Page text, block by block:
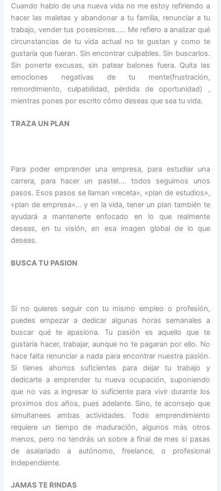
Cuando hablo de una nueva vida no me estoy refiriendo a
hacer las maletas y abandonar a tu familia, renunciar a tu
trabajo, vender tus posesiones….. Me refiero a analizar qué
circunstancias de tu vida actual no te gustan y como te
gustaría que fueran. Sin encontrar culpables. Sin buscarlos.
Sin ponerte excusas, sin patear balones fuera. Quita las
emociones negativas de tu mente(frustración,
remordimiento, culpabilidad, pérdida de oportunidad) ,
mientras pones por escrito cómo deseas que sea tu vida.
TRAZA UN PLAN
Para poder emprender una empresa, para estudiar una
carrera, para hacer un pastel…. todos seguimos unos
pasos. Esos pasos se llaman «receta», «plan de estudios»,
«plan de empresa»… y en la vida, tener un plan también te
ayudará a mantenerte enfocado en lo que realmente
deseas, en tu visión, en esa imagen global de lo que
deseas.
BUSCA TU PASION
Si no quieres seguir con tu mismo empleo o profesión,
puedes empezar a dedicar algunas horas semanales a
buscar qué te apasiona. Tu pasión es aquello que te
gustaría hacer, trabajar, aunque no te pagaran por ello. No
hace falta renunciar a nada para encontrar nuestra pasión.
Si tienes ahorros suficientes para dejar tu trabajo y
dedicarte a emprender tu nueva ocupación, suponiendo
que no vas a ingresar lo suficiente para vivir durante los
proximos dos años, pues adelante. Sino, te aconsejo que
simultanees ambas actividades. Todo emprendimiento
requiere un tiempo de maduración, algunos más otros
menos, pero no tendrás un sobre a final de mes si pasas
de asalariado a autónomo, freelance, o profesional
independiente.
JAMAS TE RINDAS